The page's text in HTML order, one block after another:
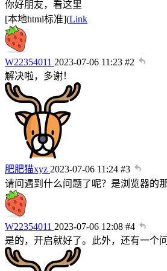
你好朋友，看这里
[本地html标准](Link
W22354011 2023-07-06 11:23 #2
解决啦，多谢！
肥肥猫xyz 2023-07-06 11:24 #3
请问遇到什么问题了呢？是浏览器的
W22354011 2023-07-06 12:08 #4
是的，开启就好了。此外，还有一个